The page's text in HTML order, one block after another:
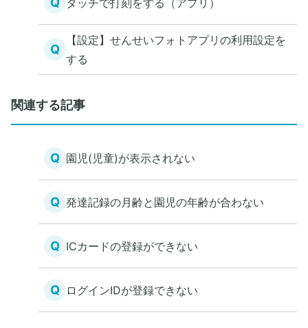
Q
【設定】せんせいフォトアプリの利用設定を
する
関連する記事
Q 園児(児童)が表示されない
Q 発達記録の月齢と園児の年齢が合わない
Q ICカードの登録ができない
Q ログインIDが登録できない